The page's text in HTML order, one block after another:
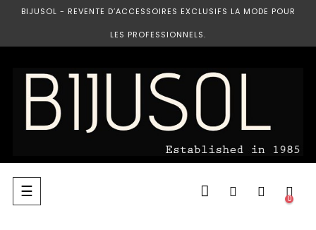
BIJUSOL - REVENTE D’ACCESSOIRES EXCLUSIFS LA MODE POUR
LES PROFESSIONNELS.
Basculer
la
☰ 0